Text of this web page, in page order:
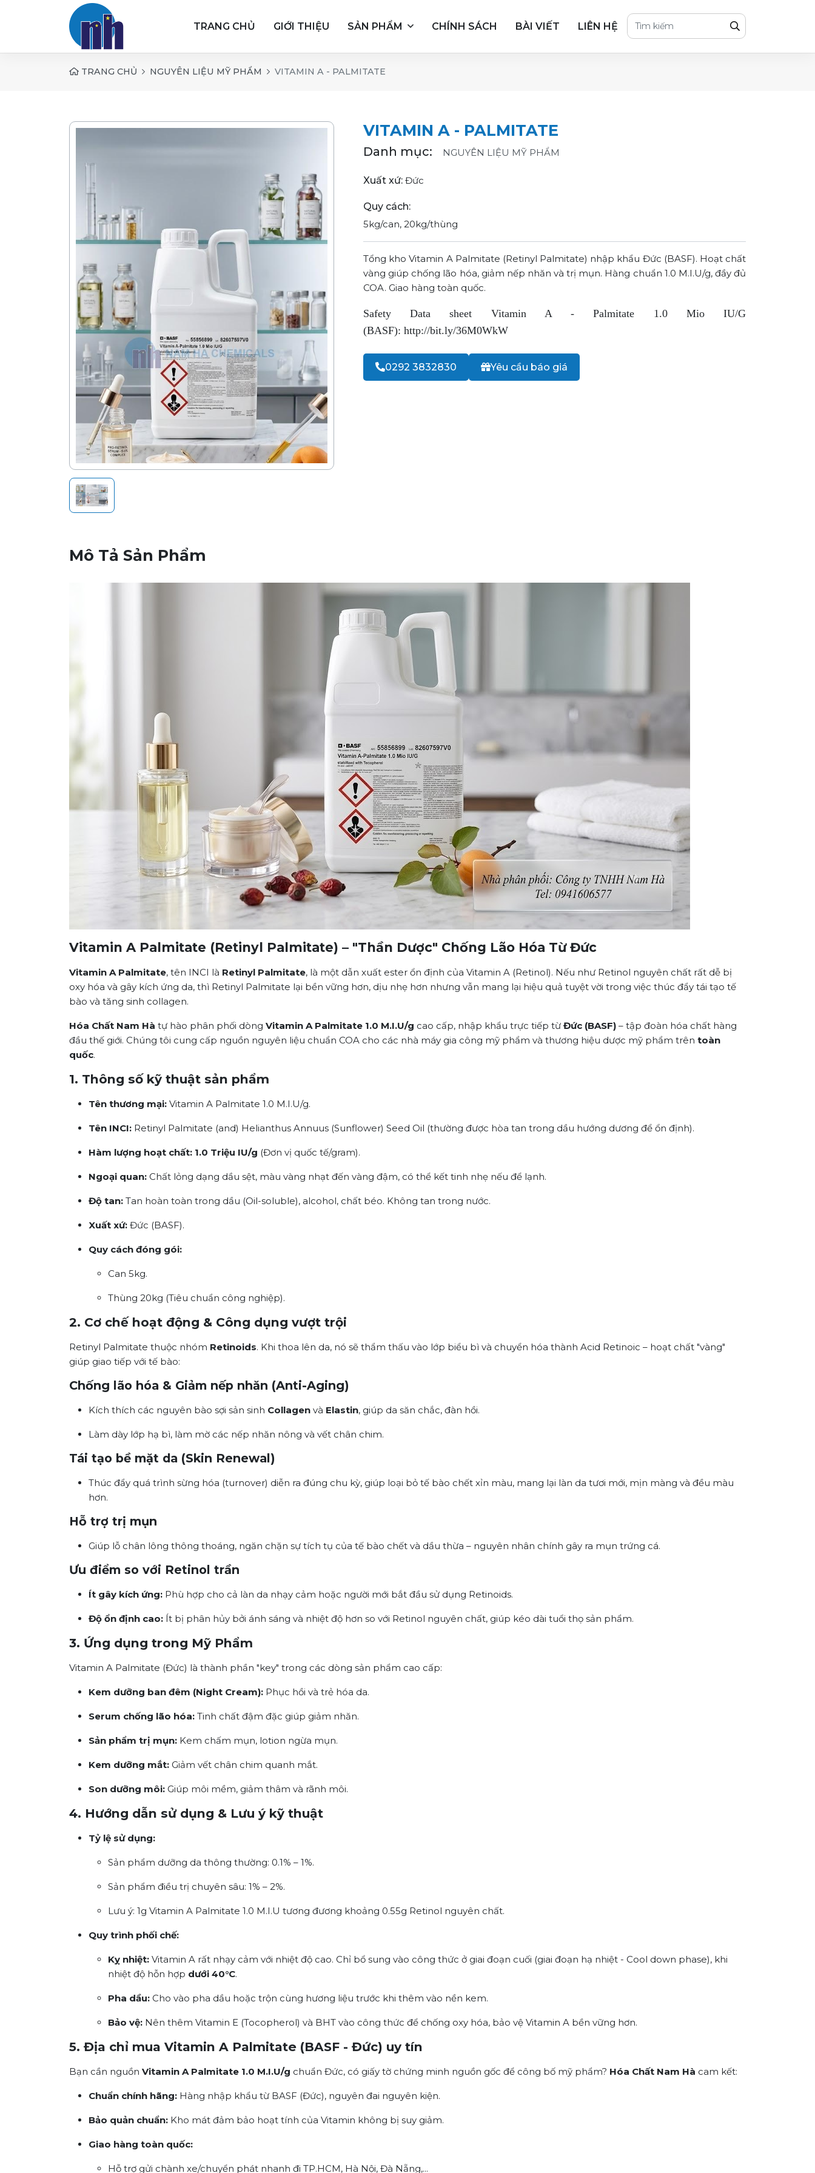
TRANG CHỦ GIỚI THIỆU SẢN PHẨM CHÍNH SÁCH BÀI VIẾT LIÊN HỆ
TRANG CHỦ NGUYÊN LIỆU MỸ PHẨM VITAMIN A - PALMITATE
VITAMIN A - PALMITATE
Danh mục: NGUYÊN LIỆU MỸ PHẨM
Xuất xứ: Đức
Quy cách:
5kg/can, 20kg/thùng
Tổng kho Vitamin A Palmitate (Retinyl Palmitate) nhập khẩu Đức (BASF). Hoạt chất
vàng giúp chống lão hóa, giảm nếp nhăn và trị mụn. Hàng chuẩn 1.0 M.I.U/g, đầy đủ
COA. Giao hàng toàn quốc.
Safety Data sheet Vitamin A - Palmitate 1.0 Mio IU/G
(BASF): http://bit.ly/36M0WkW
0292 3832830 Yêu cầu báo giá
Mô Tả Sản Phẩm
Vitamin A Palmitate (Retinyl Palmitate) – "Thần Dược" Chống Lão Hóa Từ Đức
Vitamin A Palmitate, tên INCI là Retinyl Palmitate, là một dẫn xuất ester ổn định của Vitamin A (Retinol). Nếu như Retinol nguyên chất rất dễ bị
oxy hóa và gây kích ứng da, thì Retinyl Palmitate lại bền vững hơn, dịu nhẹ hơn nhưng vẫn mang lại hiệu quả tuyệt vời trong việc thúc đẩy tái tạo tế
bào và tăng sinh collagen.
Hóa Chất Nam Hà tự hào phân phối dòng Vitamin A Palmitate 1.0 M.I.U/g cao cấp, nhập khẩu trực tiếp từ Đức (BASF) – tập đoàn hóa chất hàng
đầu thế giới. Chúng tôi cung cấp nguồn nguyên liệu chuẩn COA cho các nhà máy gia công mỹ phẩm và thương hiệu dược mỹ phẩm trên toàn
quốc.
1. Thông số kỹ thuật sản phẩm
Tên thương mại: Vitamin A Palmitate 1.0 M.I.U/g.
Tên INCI: Retinyl Palmitate (and) Helianthus Annuus (Sunflower) Seed Oil (thường được hòa tan trong dầu hướng dương để ổn định).
Hàm lượng hoạt chất: 1.0 Triệu IU/g (Đơn vị quốc tế/gram).
Ngoại quan: Chất lỏng dạng dầu sệt, màu vàng nhạt đến vàng đậm, có thể kết tinh nhẹ nếu để lạnh.
Độ tan: Tan hoàn toàn trong dầu (Oil-soluble), alcohol, chất béo. Không tan trong nước.
Xuất xứ: Đức (BASF).
Quy cách đóng gói:
Can 5kg.
Thùng 20kg (Tiêu chuẩn công nghiệp).
2. Cơ chế hoạt động & Công dụng vượt trội
Retinyl Palmitate thuộc nhóm Retinoids. Khi thoa lên da, nó sẽ thẩm thấu vào lớp biểu bì và chuyển hóa thành Acid Retinoic – hoạt chất "vàng"
giúp giao tiếp với tế bào:
Chống lão hóa & Giảm nếp nhăn (Anti-Aging)
Kích thích các nguyên bào sợi sản sinh Collagen và Elastin, giúp da săn chắc, đàn hồi.
Làm dày lớp hạ bì, làm mờ các nếp nhăn nông và vết chân chim.
Tái tạo bề mặt da (Skin Renewal)
Thúc đẩy quá trình sừng hóa (turnover) diễn ra đúng chu kỳ, giúp loại bỏ tế bào chết xỉn màu, mang lại làn da tươi mới, mịn màng và đều màu
hơn.
Hỗ trợ trị mụn
Giúp lỗ chân lông thông thoáng, ngăn chặn sự tích tụ của tế bào chết và dầu thừa – nguyên nhân chính gây ra mụn trứng cá.
Ưu điểm so với Retinol trần
Ít gây kích ứng: Phù hợp cho cả làn da nhạy cảm hoặc người mới bắt đầu sử dụng Retinoids.
Độ ổn định cao: Ít bị phân hủy bởi ánh sáng và nhiệt độ hơn so với Retinol nguyên chất, giúp kéo dài tuổi thọ sản phẩm.
3. Ứng dụng trong Mỹ Phẩm
Vitamin A Palmitate (Đức) là thành phần "key" trong các dòng sản phẩm cao cấp:
Kem dưỡng ban đêm (Night Cream): Phục hồi và trẻ hóa da.
Serum chống lão hóa: Tinh chất đậm đặc giúp giảm nhăn.
Sản phẩm trị mụn: Kem chấm mụn, lotion ngừa mụn.
Kem dưỡng mắt: Giảm vết chân chim quanh mắt.
Son dưỡng môi: Giúp môi mềm, giảm thâm và rãnh môi.
4. Hướng dẫn sử dụng & Lưu ý kỹ thuật
Tỷ lệ sử dụng:
Sản phẩm dưỡng da thông thường: 0.1% – 1%.
Sản phẩm điều trị chuyên sâu: 1% – 2%.
Lưu ý: 1g Vitamin A Palmitate 1.0 M.I.U tương đương khoảng 0.55g Retinol nguyên chất.
Quy trình phối chế:
Kỵ nhiệt: Vitamin A rất nhạy cảm với nhiệt độ cao. Chỉ bổ sung vào công thức ở giai đoạn cuối (giai đoạn hạ nhiệt - Cool down phase), khi
nhiệt độ hỗn hợp dưới 40°C.
Pha dầu: Cho vào pha dầu hoặc trộn cùng hương liệu trước khi thêm vào nền kem.
Bảo vệ: Nên thêm Vitamin E (Tocopherol) và BHT vào công thức để chống oxy hóa, bảo vệ Vitamin A bền vững hơn.
5. Địa chỉ mua Vitamin A Palmitate (BASF - Đức) uy tín
Bạn cần nguồn Vitamin A Palmitate 1.0 M.I.U/g chuẩn Đức, có giấy tờ chứng minh nguồn gốc để công bố mỹ phẩm? Hóa Chất Nam Hà cam kết:
Chuẩn chính hãng: Hàng nhập khẩu từ BASF (Đức), nguyên đai nguyên kiện.
Bảo quản chuẩn: Kho mát đảm bảo hoạt tính của Vitamin không bị suy giảm.
Giao hàng toàn quốc:
Hỗ trợ gửi chành xe/chuyển phát nhanh đi TP.HCM, Hà Nội, Đà Nẵng,...